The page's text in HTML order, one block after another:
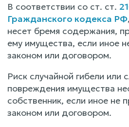
В соответствии со ст. ст.
Гражданского кодекса РФ
несет бремя содержания,
ему имущества, если иное
законом или договором.
Риск случайной гибели или
повреждения имущества
собственник, если иное не
законом или договором.